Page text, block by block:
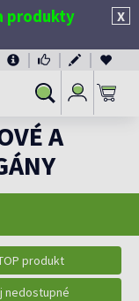
X
Vyhľadávanie
Prihlásiť
sa
A
produkt
nedostupné